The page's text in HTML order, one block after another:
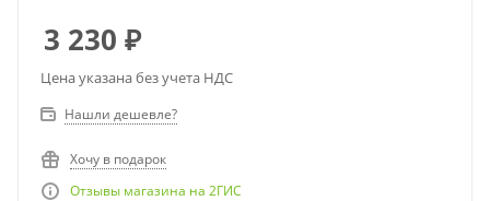
3 230 ₽
Цена указана без учета НДС
Нашли дешевле?
Хочу в подарок
Отзывы магазина на 2ГИС